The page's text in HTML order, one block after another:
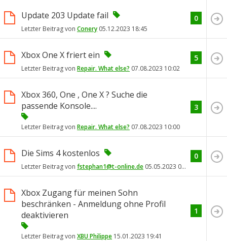
Update 203 Update fail
Letzter Beitrag von Conery 05.12.2023 18:45
0
Xbox One X friert ein
Letzter Beitrag von Repair. What else? 07.08.2023 10:02
5
Xbox 360, One , One X ? Suche die
passende Konsole....
Letzter Beitrag von Repair. What else? 07.08.2023 10:00
3
Die Sims 4 kostenlos
Letzter Beitrag von fstephan1@t-online.de 05.05.2023 01:11
0
Xbox Zugang für meinen Sohn
beschränken - Anmeldung ohne Profil
deaktivieren
Letzter Beitrag von XBU Philippe 15.01.2023 19:41
1